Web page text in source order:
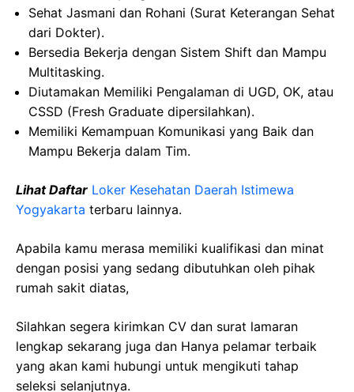
Sehat Jasmani dan Rohani (Surat Keterangan Sehat
dari Dokter).
Bersedia Bekerja dengan Sistem Shift dan Mampu
Multitasking.
Diutamakan Memiliki Pengalaman di UGD, OK, atau
CSSD (Fresh Graduate dipersilahkan).
Memiliki Kemampuan Komunikasi yang Baik dan
Mampu Bekerja dalam Tim.
Lihat Daftar Loker Kesehatan Daerah Istimewa
Yogyakarta terbaru lainnya.
Apabila kamu merasa memiliki kualifikasi dan minat
dengan posisi yang sedang dibutuhkan oleh pihak
rumah sakit diatas,
Silahkan segera kirimkan CV dan surat lamaran
lengkap sekarang juga dan Hanya pelamar terbaik
yang akan kami hubungi untuk mengikuti tahap
seleksi selanjutnya.